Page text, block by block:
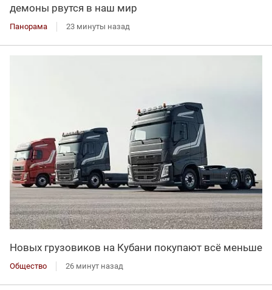
демоны рвутся в наш мир
Панорама 23 минуты назад
Новых грузовиков на Кубани покупают всё меньше
Общество 26 минут назад